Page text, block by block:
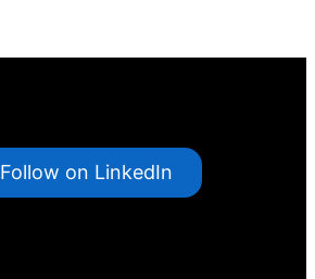
Follow on LinkedIn